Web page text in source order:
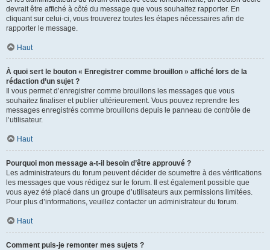
devrait être affiché à côté du message que vous souhaitez rapporter. En
cliquant sur celui-ci, vous trouverez toutes les étapes nécessaires afin de
rapporter le message.
Haut
À quoi sert le bouton « Enregistrer comme brouillon » affiché lors de la
rédaction d’un sujet ?
Il vous permet d’enregistrer comme brouillons les messages que vous
souhaitez finaliser et publier ultérieurement. Vous pouvez reprendre les
messages enregistrés comme brouillons depuis le panneau de contrôle de
l’utilisateur.
Haut
Pourquoi mon message a-t-il besoin d’être approuvé ?
Les administrateurs du forum peuvent décider de soumettre à des vérifications
les messages que vous rédigez sur le forum. Il est également possible que
vous ayez été placé dans un groupe d’utilisateurs aux permissions limitées.
Pour plus d’informations, veuillez contacter un administrateur du forum.
Haut
Comment puis-je remonter mes sujets ?